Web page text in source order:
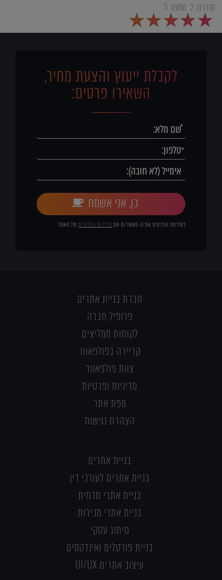
מדרגים: 2 ממוצע:5
1
2
3
4
5
לקבלת ייעוץ והצעת מחיר,
השאירו פרטים:
כן, אני אשמח
בשליחת הפרטים את/ה מאשר/ת את מדיניות הפרטיותשל האתר
חברת בניית אתרים
פרופיל חברה
לקוחות ממליצים
קריירה בפולפאוור
צוות פולפאוור
מדיניות ופרטיות
מפת אתר
הצהרת נגישות
בניית אתרים
בניית אתרים לעורכי דין
בניית אתרי תדמית
בניית אתרי מכירות
מיתוג עסקי
בניית פורטלים ואינדקסים
עיצוב אתרים UI/UX